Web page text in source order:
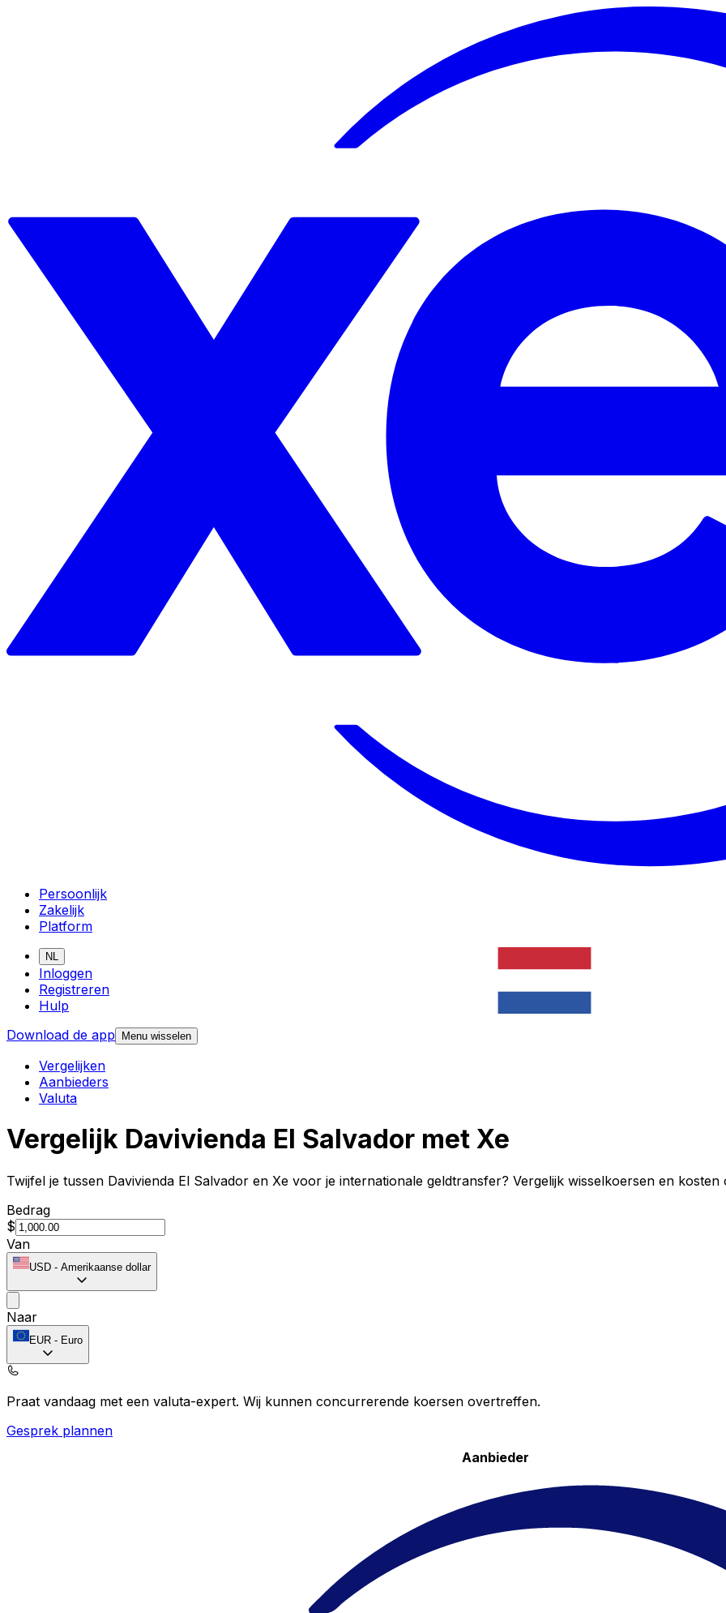
Persoonlijk
Zakelijk
Platform
NL
Inloggen
Registreren
Hulp
Download de app
Menu wisselen
Vergelijken
Aanbieders
Valuta
Vergelijk Davivienda El Salvador met Xe
Twijfel je tussen Davivienda El Salvador en Xe voor je internationale geldtransfer? Vergelijk wisselkoersen en
Bedrag
$
Van
USD - Amerikaanse dollar
Naar
EUR - Euro
Praat vandaag met een valuta-expert. Wij kunnen concurrerende koersen overtreffen.
Gesprek plannen
Aanbieder